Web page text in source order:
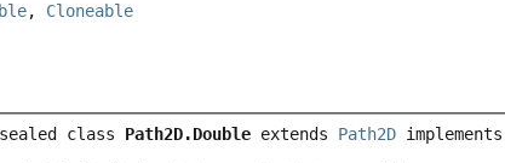
, Cloneable
class Path2D.Double extends Path2D implements